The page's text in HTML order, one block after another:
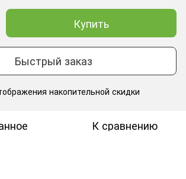
Купить
Быстрый заказ
накопительной скидки
К сравнению